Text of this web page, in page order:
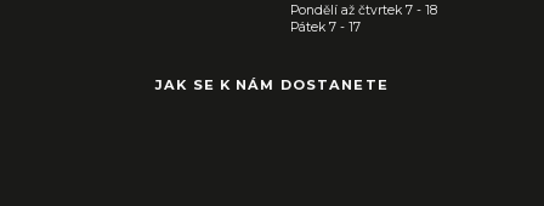
Pondělí až čtvrtek 7 - 18
Pátek 7 - 17
JAK SE K NÁM DOSTANETE